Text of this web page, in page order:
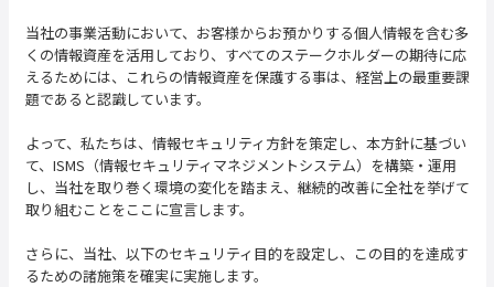
当社の事業活動において、お客様からお預かりする個人情報を含む多
くの情報資産を活用しており、すべてのステークホルダーの期待に応
えるためには、これらの情報資産を保護する事は、経営上の最重要課
題であると認識しています。
よって、私たちは、情報セキュリティ方針を策定し、本方針に基づい
て、ISMS（情報セキュリティマネジメントシステム）を構築・運用
し、当社を取り巻く環境の変化を踏まえ、継続的改善に全社を挙げて
取り組むことをここに宣言します。
さらに、当社、以下のセキュリティ目的を設定し、この目的を達成す
るための諸施策を確実に実施します。